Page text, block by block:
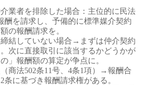
業者を排除した場合：主位的に民法
酬を請求し、予備的に標準媒介契約
の報酬請求を。
結していない場合→まずは仲介契約
次に直接取引に該当するかどうかが
」報酬額の算定が争点に。
商法502条11号、4条1項）→報酬合
条に基づき報酬請求権がある。